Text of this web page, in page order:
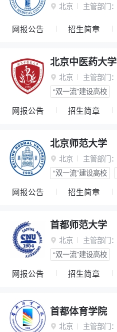
 北京 主管部门：
网报公告 招生简章
北京中医药大学
 北京 主管部门：
“双一流”建设高校
网报公告 招生简章
北京师范大学
 北京 主管部门：
“双一流”建设高校
网报公告 招生简章
首都师范大学
 北京 主管部门：
“双一流”建设高校
网报公告 招生简章
首都体育学院
 北京 主管部门：